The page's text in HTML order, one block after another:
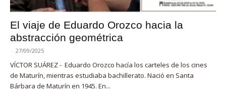
El viaje de Eduardo Orozco hacia la
abstracción geométrica
- 27/09/2025
VÍCTOR SUÁREZ - Eduardo Orozco hacía los carteles de los cines
de Maturín, mientras estudiaba bachillerato. Nació en Santa
Bárbara de Maturín en 1945. En...